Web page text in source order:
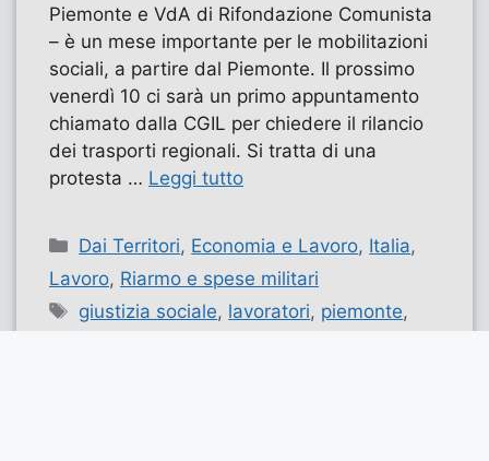
Piemonte e VdA di Rifondazione Comunista
– è un mese importante per le mobilitazioni
sociali, a partire dal Piemonte. Il prossimo
venerdì 10 ci sarà un primo appuntamento
chiamato dalla CGIL per chiedere il rilancio
dei trasporti regionali. Si tratta di una
protesta … Leggi tutto
Categorie
Dai Territori, Economia e Lavoro, Italia,
Lavoro, Riarmo e spese militari
Tag
giustizia sociale, lavoratori, piemonte,